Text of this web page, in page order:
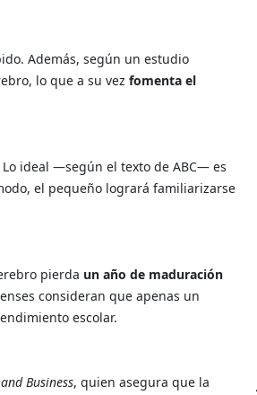
Además, según un estudio
lo que a su vez fomenta el
ideal —según el texto de ABC— es
el pequeño logrará familiarizarse
pierda un año de maduración
consideran que apenas un
escolar.
Business, quien asegura que la